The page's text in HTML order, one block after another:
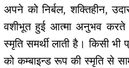
अपने को निर्बल, शक्तिहीन,
वशीभूत हुई आत्मा अनुभव करते
स्मृति समर्थी लाती है। किसी भी
को कम्बाइन्ड रूप की स्मृति से